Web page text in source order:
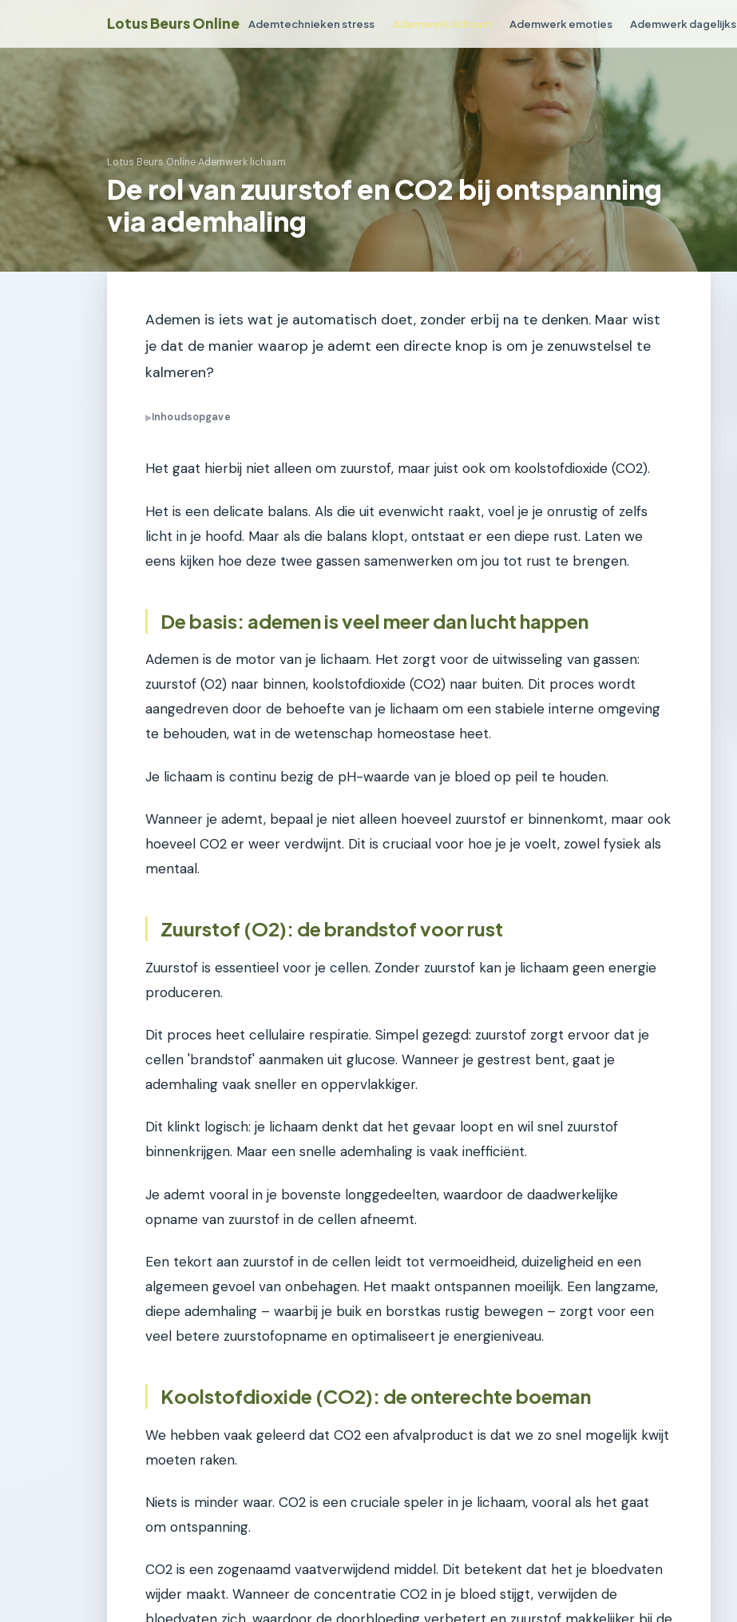
Lotus Beurs Online Ademtechnieken stress Ademwerk lichaam Ademwerk emoties Ademwerk dagelijks
Lotus Beurs Online›Ademwerk lichaam
De rol van zuurstof en CO2 bij ontspanning
via ademhaling
Ademen is iets wat je automatisch doet, zonder erbij na te denken. Maar wist
je dat de manier waarop je ademt een directe knop is om je zenuwstelsel te
kalmeren?
▶Inhoudsopgave
Het gaat hierbij niet alleen om zuurstof, maar juist ook om koolstofdioxide (CO2).
Het is een delicate balans. Als die uit evenwicht raakt, voel je je onrustig of zelfs
licht in je hoofd. Maar als die balans klopt, ontstaat er een diepe rust. Laten we
eens kijken hoe deze twee gassen samenwerken om jou tot rust te brengen.
De basis: ademen is veel meer dan lucht happen
Ademen is de motor van je lichaam. Het zorgt voor de uitwisseling van gassen:
zuurstof (O2) naar binnen, koolstofdioxide (CO2) naar buiten. Dit proces wordt
aangedreven door de behoefte van je lichaam om een stabiele interne omgeving
te behouden, wat in de wetenschap homeostase heet.
Je lichaam is continu bezig de pH-waarde van je bloed op peil te houden.
Wanneer je ademt, bepaal je niet alleen hoeveel zuurstof er binnenkomt, maar ook
hoeveel CO2 er weer verdwijnt. Dit is cruciaal voor hoe je je voelt, zowel fysiek als
mentaal.
Zuurstof (O2): de brandstof voor rust
Zuurstof is essentieel voor je cellen. Zonder zuurstof kan je lichaam geen energie
produceren.
Dit proces heet cellulaire respiratie. Simpel gezegd: zuurstof zorgt ervoor dat je
cellen 'brandstof' aanmaken uit glucose. Wanneer je gestrest bent, gaat je
ademhaling vaak sneller en oppervlakkiger.
Dit klinkt logisch: je lichaam denkt dat het gevaar loopt en wil snel zuurstof
binnenkrijgen. Maar een snelle ademhaling is vaak inefficiënt.
Je ademt vooral in je bovenste longgedeelten, waardoor de daadwerkelijke
opname van zuurstof in de cellen afneemt.
Een tekort aan zuurstof in de cellen leidt tot vermoeidheid, duizeligheid en een
algemeen gevoel van onbehagen. Het maakt ontspannen moeilijk. Een langzame,
diepe ademhaling – waarbij je buik en borstkas rustig bewegen – zorgt voor een
veel betere zuurstofopname en optimaliseert je energieniveau.
Koolstofdioxide (CO2): de onterechte boeman
We hebben vaak geleerd dat CO2 een afvalproduct is dat we zo snel mogelijk kwijt
moeten raken.
Niets is minder waar. CO2 is een cruciale speler in je lichaam, vooral als het gaat
om ontspanning.
CO2 is een zogenaamd vaatverwijdend middel. Dit betekent dat het je bloedvaten
wijder maakt. Wanneer de concentratie CO2 in je bloed stijgt, verwijden de